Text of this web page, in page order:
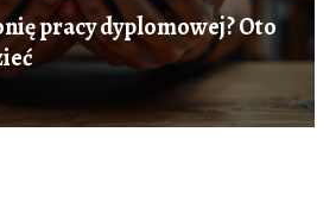
pracy dyplomowej? Oto